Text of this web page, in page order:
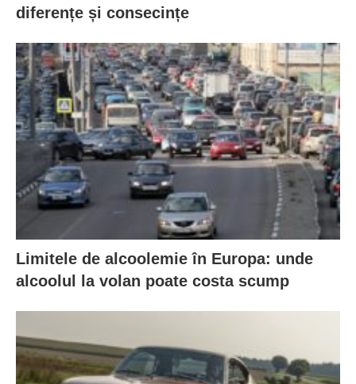
diferențe și consecințe
Limitele de alcoolemie în Europa: unde
alcoolul la volan poate costa scump